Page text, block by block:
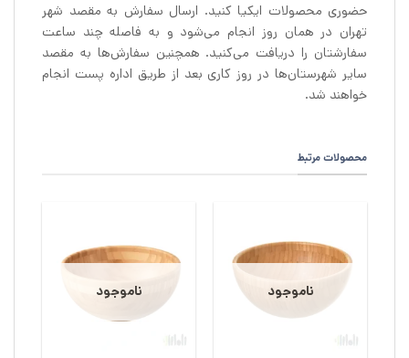
حضوری محصولات ایکیا کنید. ارسال سفارش به مقصد شهر
تهران در همان روز انجام می‌شود و به فاصله چند ساعت
سفارشتان را دریافت می‌کنید. همچنین سفارش‌ها به مقصد
سایر شهرستان‌ها در روز کاری بعد از طریق اداره پست انجام
خواهند شد.
محصولات مرتبط
ناموجود ناموجود